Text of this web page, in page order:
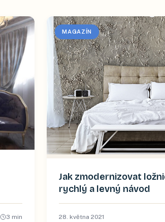
3 min
MAGAZÍN
Jak zmodernizovat
rychlý a levný návod
28. května 2021